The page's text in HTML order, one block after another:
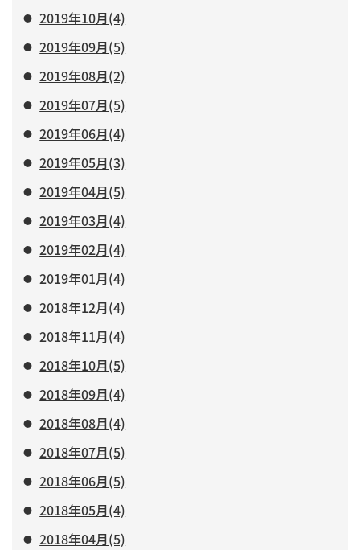
2019年10月(4)
2019年09月(5)
2019年08月(2)
2019年07月(5)
2019年06月(4)
2019年05月(3)
2019年04月(5)
2019年03月(4)
2019年02月(4)
2019年01月(4)
2018年12月(4)
2018年11月(4)
2018年10月(5)
2018年09月(4)
2018年08月(4)
2018年07月(5)
2018年06月(5)
2018年05月(4)
2018年04月(5)